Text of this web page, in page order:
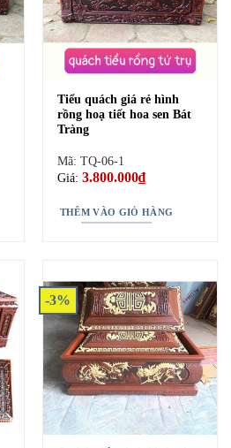
quách.Đây chính là nơi
vào trong. Kích thước tiểu
Tiểu quách giá rẻ hình
rồng hoạ tiết hoa sen Bát
Tràng
Mã: TQ-06-1
Giá:3.800.000₫
THÊM VÀO GIỎ HÀNG
-3%